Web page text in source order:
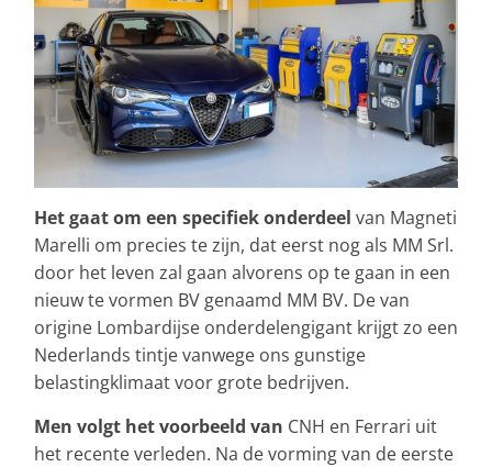
Het gaat om een specifiek onderdeel van Magneti
Marelli om precies te zijn, dat eerst nog als MM Srl.
door het leven zal gaan alvorens op te gaan in een
nieuw te vormen BV genaamd MM BV. De van
origine Lombardijse onderdelengigant krijgt zo een
Nederlands tintje vanwege ons gunstige
belastingklimaat voor grote bedrijven.
Men volgt het voorbeeld van CNH en Ferrari uit
het recente verleden. Na de vorming van de eerste